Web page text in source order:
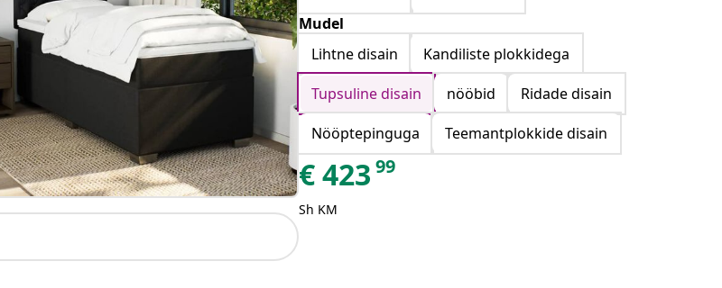
Mudel
Lihtne disain
Kandiliste plokkidega
Tupsuline disain
nööbid
Ridade disain
Nööptepinguga
Teemantplokkide disain
€423 99
Sh KM